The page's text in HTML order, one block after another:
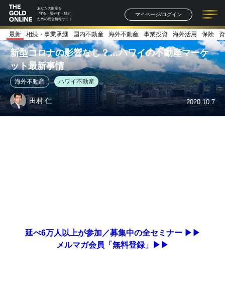
あなたの財産を
「守る・増やす・残す」
ための総合情報サイト
マイページ/ログイン
記事一覧 連載一覧
著者一覧 書籍一覧
最新 相続・事業承継 国内不動産 海外不動産 事業投資 海外活用 保険
新型コロナの影響なし？…ハワイの不動産マーケ
ット最新事情
海外不動産 ハワイ不動産
田村 仁 2020.10.7
延べ6万人以上が参加／募集中の全セミナー ▶▶
メルマガ会員「無料登録」▶▶